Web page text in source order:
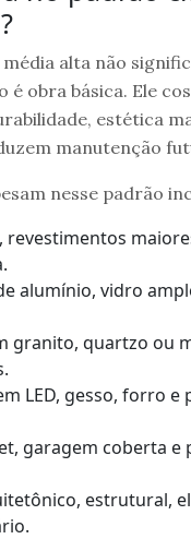
alta não
é obra básica. Ele
estética
manutenção
nesse padrão
revestimentos
alumínio, vidro
granito, quartzo ou
LED, gesso, forro e
garagem coberta e
estrutural,